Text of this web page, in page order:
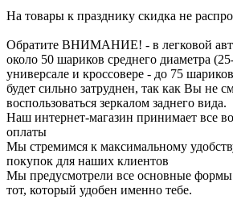
На товары к празднику скидка не
Обратите ВНИМАНИЕ! - в легковой
около 50 шариков среднего диаметра
универсале и кроссовере - до 75
будет сильно затруднен, так как Вы не
воспользоваться зеркалом заднего вида.
Наш интернет-магазин принимает все
оплаты
Мы стремимся к максимальному
покупок для наших клиентов
Мы предусмотрели все основные
тот, который удобен именно тебе.